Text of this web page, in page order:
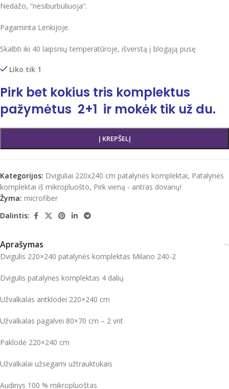
Nedažo, “nesiburbuliuoja”.
Pagaminta Lenkijoje.
Skalbti iki 40 laipsnių temperatūroje, išverstą į blogąją pusę
Liko tik 1
Pirk bet kokius tris komplektus
pažymėtus 2+1 ir mokėk tik už du.
Į KREPŠELĮ
Kategorijos: Dviguliai 220x240 cm patalynės komplektai, Patalynės
komplektai iš mikropluošto, Pirk vieną - antras dovanų!
Žyma: microfiber
Dalintis:
Aprašymas
Dvigulis 220×240 patalynės komplektas Milano 240-2
Dvigulis patalynės komplektas 4 dalių
Užvalkalas antklodei 220×240 cm
Užvalkalas pagalvei 80×70 cm – 2 vnt
Paklodė 220×240 cm
Užvalkalai užsegami užtrauktukais
Audinys 100 % mikropluoštas